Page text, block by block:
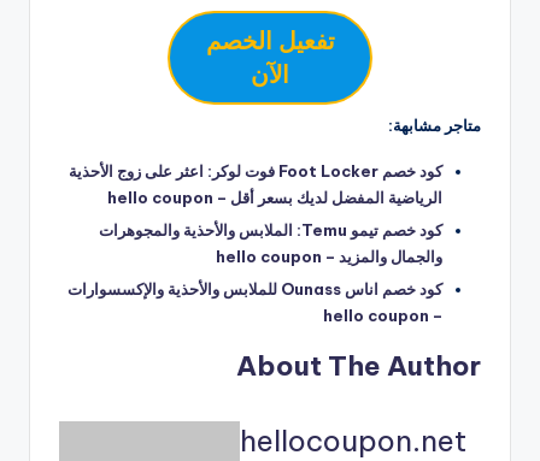
تفعيل الخصم
الآن
متاجر مشابهة:
كود خصم Foot Locker فوت لوكر: اعثر على زوج الأحذية
الرياضية المفضل لديك بسعر أقل – hello coupon
كود خصم تيمو Temu: الملابس والأحذية والمجوهرات
والجمال والمزيد – hello coupon
كود خصم اناس Ounass للملابس والأحذية والإكسسوارات
– hello coupon
About The Author
hellocoupon.net